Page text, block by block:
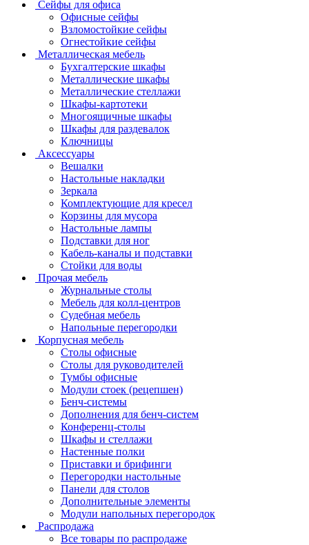
Сейфы для офиса
Офисные сейфы
Взломостойкие сейфы
Огнестойкие сейфы
Металлическая мебель
Бухгалтерские шкафы
Металлические шкафы
Металлические стеллажи
Шкафы-картотеки
Многоящичные шкафы
Шкафы для раздевалок
Ключницы
Аксессуары
Вешалки
Настольные накладки
Зеркала
Комплектующие для кресел
Корзины для мусора
Настольные лампы
Подставки для ног
Кабель-каналы и подставки
Стойки для воды
Прочая мебель
Журнальные столы
Мебель для колл-центров
Судебная мебель
Напольные перегородки
Корпусная мебель
Столы офисные
Столы для руководителей
Тумбы офисные
Модули стоек (рецепшен)
Бенч-системы
Дополнения для бенч-систем
Конференц-столы
Шкафы и стеллажи
Настенные полки
Приставки и брифинги
Перегородки настольные
Панели для столов
Дополнительные элементы
Модули напольных перегородок
Распродажа
Все товары по распродаже